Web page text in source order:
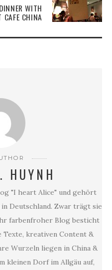
WITH
CAFE CHINA
HUYNH
"I heart Alice" und gehört
Deutschland. Zwar trägt sie
farbenfroher Blog besticht
kreativen Content &
Wurzeln liegen in China &
kleinen Dorf im Allgäu auf,